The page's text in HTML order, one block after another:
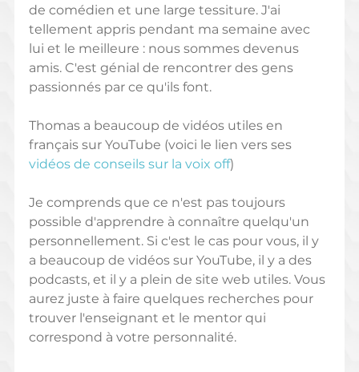
de comédien et une large tessiture. J'ai
tellement appris pendant ma semaine avec
lui et le meilleure : nous sommes devenus
amis. C'est génial de rencontrer des gens
passionnés par ce qu'ils font.
Thomas a beaucoup de vidéos utiles en
français sur YouTube (voici le lien vers ses
vidéos de conseils sur la voix off)
Je comprends que ce n'est pas toujours
possible d'apprendre à connaître quelqu'un
personnellement. Si c'est le cas pour vous, il y
a beaucoup de vidéos sur YouTube, il y a des
podcasts, et il y a plein de site web utiles. Vous
aurez juste à faire quelques recherches pour
trouver l'enseignant et le mentor qui
correspond à votre personnalité.